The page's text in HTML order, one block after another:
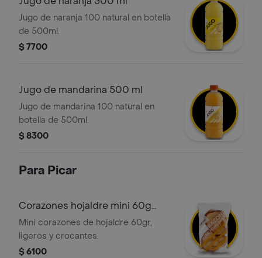
Jugo de naranja 100 natural en botella
de 500ml.
$ 7700
Jugo de mandarina 500 ml
Jugo de mandarina 100 natural en
botella de 500ml.
$ 8300
Para Picar
Corazones hojaldre mini 60g
tostao
Mini corazones de hojaldre 60gr,
ligeros y crocantes.
$ 6100